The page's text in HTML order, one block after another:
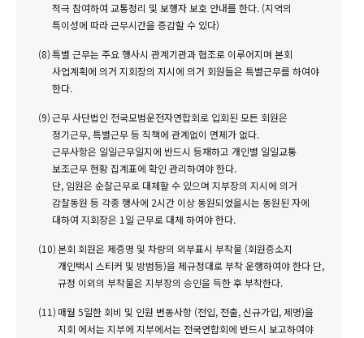
적극 참여하여 교통정리 및 보행자 보호 안내를 한다. (지역의
특이성에 따라 근무시간을 증감할 수 있다)
(8)특별 근무는 주요 행사시 관계기관과 협조로 이루어지며 본회
사업계획에 의거 지회장의 지시에 의거 회원들은 특별근무를 하여야
한다.
(9)근무 사단법인 전국모범운전자연합회로 입회된 모든 회원은
정기근무, 특별근무 등 직책에 관계없이 면제가 없다.
근무사항은 일일근무일지에 반드시 등재하고 개인별 일일교통
보조근무 현황 집계표에 확인 관리하여야 한다.
단, 임원은 순찰근무로 대체할 수 있으며 지부장의 지시에 의거
감찰동원 등 각종 행사에 2시간 이상 동원되었을시는 동원된 자에
대하여 지회장은 1일 근무로 대체 하여야 한다.
(10)본회 회원은 제증명 및 차량의 외부표시 부착물 (회원증소지
개인택시 스티커 및 방범등)을 제규정대로 부착 운행하여야 한다 단,
규정 이외의 부착물은 지부장의 승인을 득한 후 부착한다.
(11) 매월 5일한 회비 및 인원 변동사항 (전입, 전출, 신규가입, 제명)을
지회 에서는 지부에 지부에서는 전국연합회에 반드시 보고하여야